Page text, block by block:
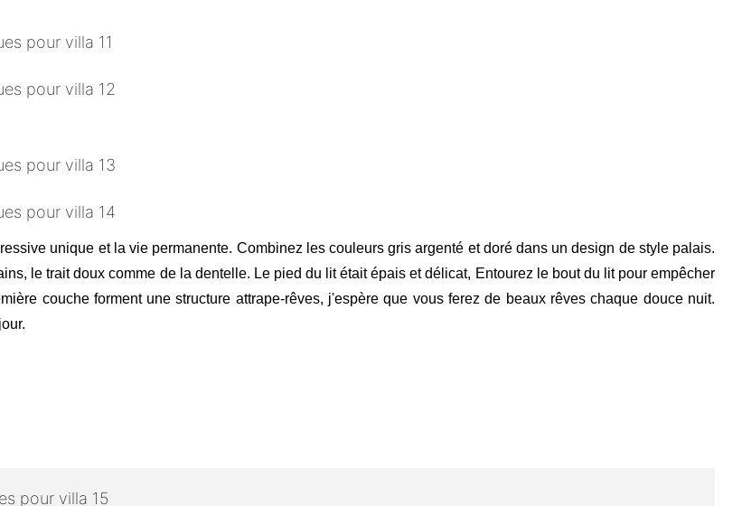
unique et la vie permanente. Combinez les couleurs gris argenté et doré dans un design de style palais.
le trait doux comme de la dentelle. Le pied du lit était épais et délicat, Entourez le bout du lit pour empêcher
couche forment une structure attrape-rêves, j'espère que vous ferez de beaux rêves chaque douce nuit.